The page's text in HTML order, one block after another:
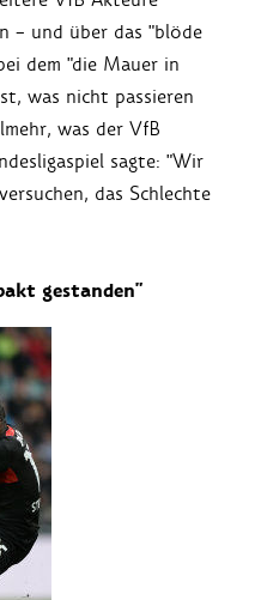
– und über das "blöde
dem "die Mauer in
was nicht passieren
was der VfB
sagte: "Wir
das Schlechte
gestanden"